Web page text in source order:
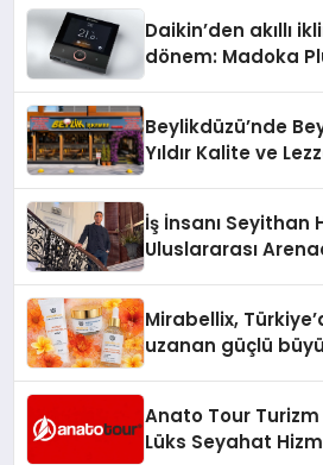
Daikin’den akıllı
dönem: Madoka
Beylikdüzü’nde
Yıldır Kalite ve
İş İnsanı Seyithan
Uluslararası
Mirabellix,
uzanan güçlü
Anato Tour
Lüks Seyahat